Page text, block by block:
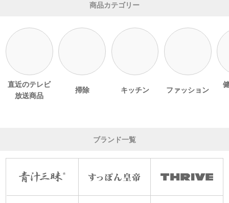
商品カテゴリー
直近のテレビ
放送商品
掃除 キッチン ファッション
ブランド一覧